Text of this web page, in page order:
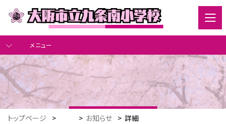
メニュー
トップページ > > お知らせ > 詳細